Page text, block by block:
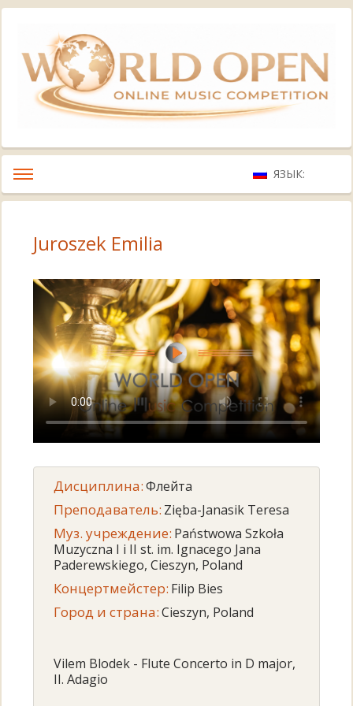
ЯЗЫК:
Juroszek Emilia
Дисциплина:Флейта
Преподаватель: Zięba-Janasik Teresa
Муз. учреждение: Państwowa Szkoła
Muzyczna I i II st. im. Ignacego Jana
Paderewskiego, Cieszyn, Poland
Концертмейстер: Filip Bies
Город и страна:Cieszyn, Poland
Vilem Blodek - Flute Concerto in D major,
II. Adagio